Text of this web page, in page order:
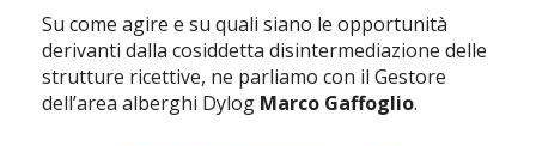
Su come agire e su quali siano le opportunità
derivanti dalla cosiddetta disintermediazione delle
strutture ricettive, ne parliamo con il Gestore
dell’area alberghi Dylog Marco Gaffoglio.